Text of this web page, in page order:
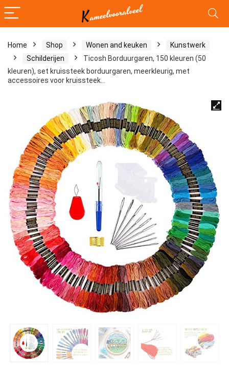
Home Shop Wonen and keuken
Kunstwerk
Schilderijen
Ticosh Borduurgaren, 150 kleuren (50
kleuren), set kruissteek borduurgaren, meerkleurig, met
accessoires voor kruissteek…